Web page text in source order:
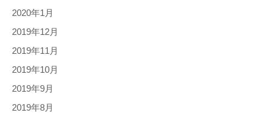
2020年1月
2019年12月
2019年11月
2019年10月
2019年9月
2019年8月